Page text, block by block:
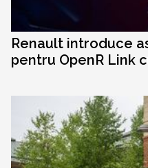
Renault introduce
pentru OpenR Link